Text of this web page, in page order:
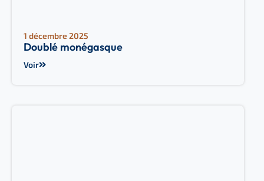
1 décembre 2025
Doublé monégasque
Voir